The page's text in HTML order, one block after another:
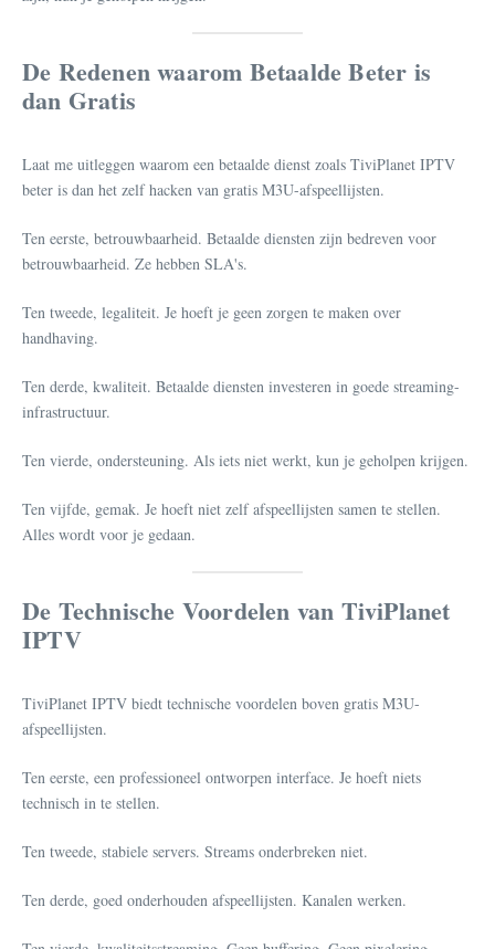
De Redenen waarom Betaalde Beter is
dan Gratis
Laat me uitleggen waarom een betaalde dienst zoals TiviPlanet IPTV
beter is dan het zelf hacken van gratis M3U-afspeellijsten.
Ten eerste, betrouwbaarheid. Betaalde diensten zijn bedreven voor
betrouwbaarheid. Ze hebben SLA's.
Ten tweede, legaliteit. Je hoeft je geen zorgen te maken over
handhaving.
Ten derde, kwaliteit. Betaalde diensten investeren in goede streaming-
infrastructuur.
Ten vierde, ondersteuning. Als iets niet werkt, kun je geholpen krijgen.
Ten vijfde, gemak. Je hoeft niet zelf afspeellijsten samen te stellen.
Alles wordt voor je gedaan.
De Technische Voordelen van TiviPlanet
IPTV
TiviPlanet IPTV biedt technische voordelen boven gratis M3U-
afspeellijsten.
Ten eerste, een professioneel ontworpen interface. Je hoeft niets
technisch in te stellen.
Ten tweede, stabiele servers. Streams onderbreken niet.
Ten derde, goed onderhouden afspeellijsten. Kanalen werken.